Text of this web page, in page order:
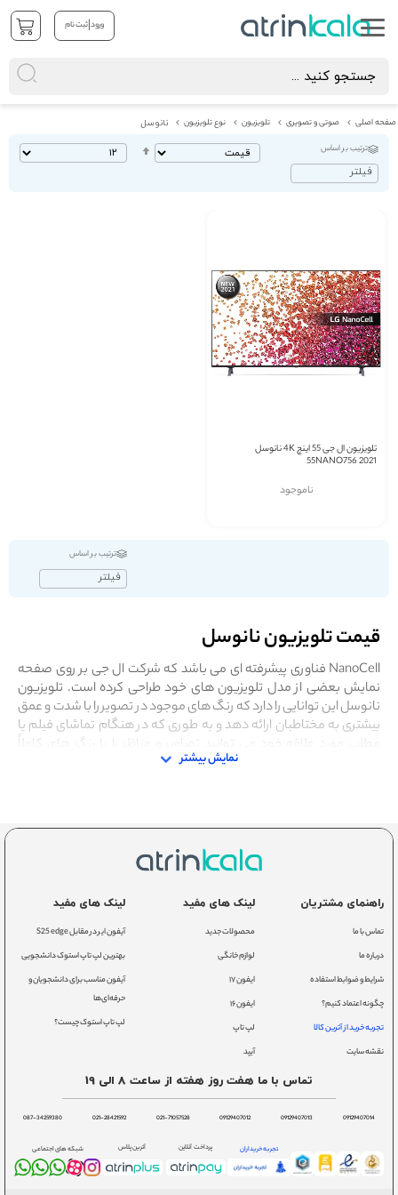
ورود|ثبت نام
صفحه اصلی صوتی و تصویری تلویزیون نوع تلویزیون نانوسل
تنظیم
بصورت
ترتیب بر اساس
فیلتر
تلویزیون ال جی 55 اینچ 4K نانوسل
55NANO756 2021
ناموجود
ترتیب بر اساس
فیلتر
قیمت تلویزیون نانوسل
NanoCell فناوری پیشرفته ای می باشد که شرکت ال جی بر روی صفحه
نمایش بعضی از مدل تلویزیون های خود طراحی کرده است. تلویزیون
نانوسل این توانایی را دارد که رنگ های موجود در تصویر را با شدت و عمق
بیشتری به مختاطبان ارائه دهد و به طوری که در هنگام تماشای فیلم یا
مطلب مورد علاقه خود می توانید تصاویر و مناظر را با رنگ های کاملاً
واقعی و زنده مشاهده کنید. در صفحه نمایش هایی که از فناوری نانوسل
NanoCell با مشاوران ما تماس گرفته و با اطلاعات کافی در این زمینه
بهترین خرید را برای خود به ارمغان آورند.
نمایش بیشتر
راهنمای مشتریان
تماس با ما
درباره ما
شرایط و ضوابط استفاده
چگونه اعتماد کنیم؟
تجربه خرید از آترین کالا
نقشه سایت
لینک های مفید
محصولات جدید
لوازم خانگی
ایفون ۱۷
ایفون ۱۶
لپ تاپ
آیپد
لینک های مفید
آیفون ایر در مقابل S25 edge
بهترین لپ تاپ استوک دانشجویی
آیفون مناسب برای دانشجویان و
حرفه‌ای‌ها
لپ تاپ استوک چیست؟
تماس با ما هفت روز هفته از ساعت 8 الی 19
09129407014
09129407013
09129407012
021-71057528
021-28421592
087-34259380
تجربه خریداران پرداخت آنلاین آترین پلاس شبکه های اجتماعی